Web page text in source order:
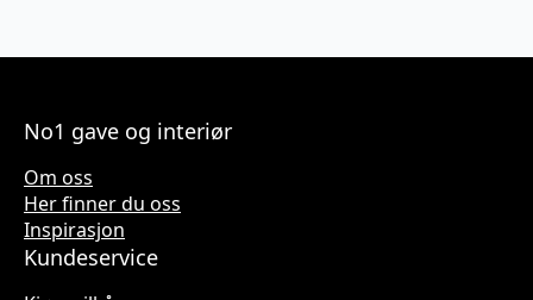
No1 gave og interiør
Om oss
Her finner du oss
Inspirasjon
Kundeservice